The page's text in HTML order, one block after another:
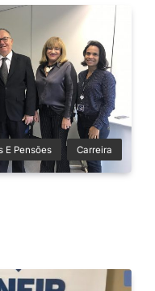
E Pensões Carreira